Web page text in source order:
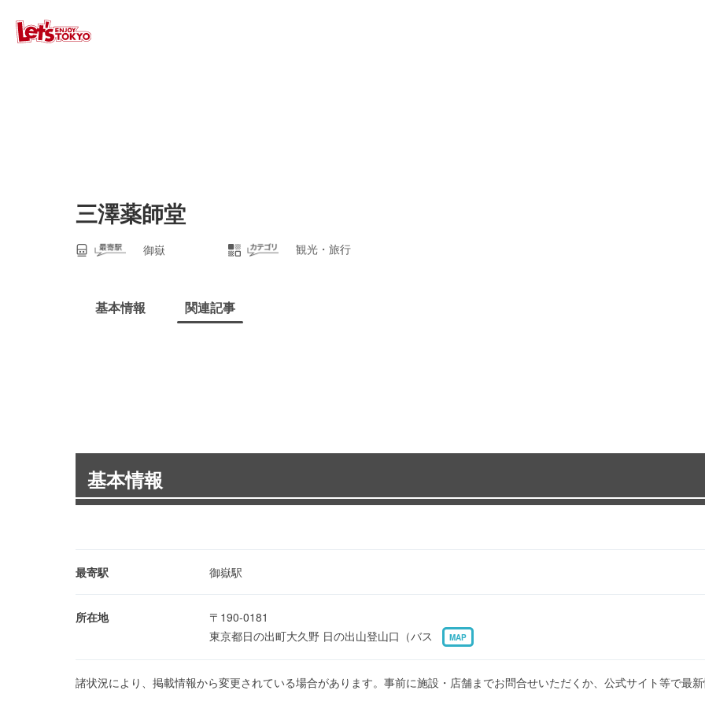
三澤薬師堂
御嶽 観光・旅行
基本情報 関連記事
基本情報
最寄駅 御嶽駅
所在地
〒190-0181
東京都日の出町大久野 日の出山登山口（バス
MAP
諸状況により、掲載情報から変更されている場合があります。事前に施設・店舗までお問合せいただくか、公式サイト等で最新